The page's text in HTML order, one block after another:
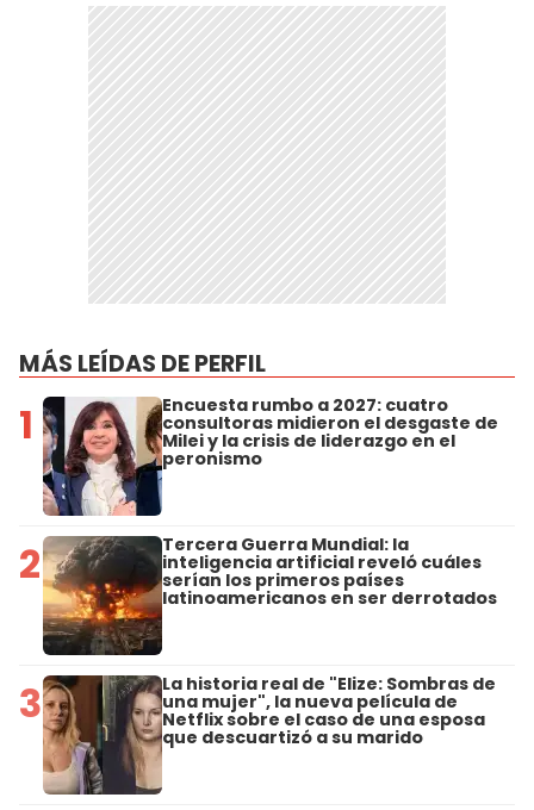
MÁS LEÍDAS DE PERFIL
1 Encuesta rumbo a 2027: cuatro
consultoras midieron el desgaste de
Milei y la crisis de liderazgo en el
peronismo
2 Tercera Guerra Mundial: la
inteligencia artificial reveló cuáles
serían los primeros países
latinoamericanos en ser derrotados
3 La historia real de "Elize: Sombras de
una mujer", la nueva película de
Netflix sobre el caso de una esposa
que descuartizó a su marido